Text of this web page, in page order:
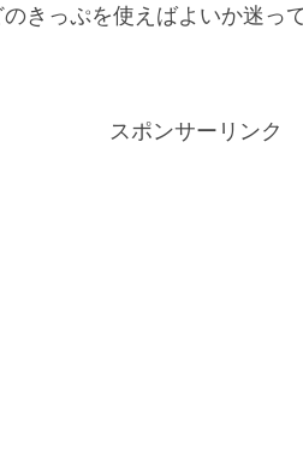
きっぷを使えばよいか迷っ
スポンサーリンク